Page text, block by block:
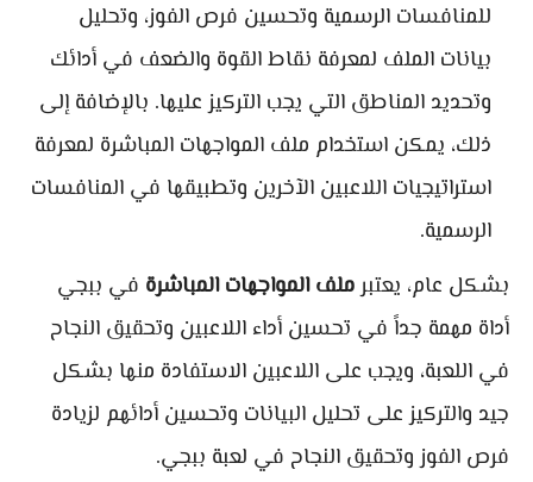
للمنافسات الرسمية وتحسين فرص الفوز، وتحليل
بيانات الملف لمعرفة نقاط القوة والضعف في أدائك
وتحديد المناطق التي يجب التركيز عليها. بالإضافة إلى
ذلك، يمكن استخدام ملف المواجهات المباشرة لمعرفة
استراتيجيات اللاعبين الآخرين وتطبيقها في المنافسات
الرسمية.
بشكل عام، يعتبرملف المواجهات المباشرة في ببجي
أداة مهمة جداً في تحسين أداء اللاعبين وتحقيق النجاح
في اللعبة، ويجب على اللاعبين الاستفادة منها بشكل
جيد والتركيز على تحليل البيانات وتحسين أدائهم لزيادة
فرص الفوز وتحقيق النجاح في لعبة ببجي.